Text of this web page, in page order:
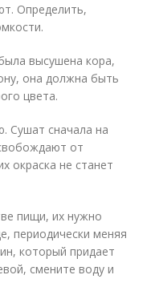
Определить,
высушена кора,
она должна быть
цвета.
Сушат сначала на
от
окраска не станет
пищи, их нужно
периодически меняя
который придает
смените воду и